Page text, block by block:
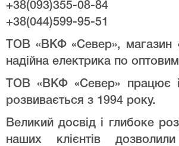
+38(093)355-08-84
+38(044)599-95-51
ТОВ «ВКФ «Север», магазин
надійна електрика по
ТОВ «ВКФ «Север» працює
розвивається з 1994 року.
Великий досвід і глибоке
наших клієнтів